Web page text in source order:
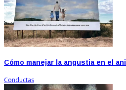
Cómo manejar la angustia en el
Conductas